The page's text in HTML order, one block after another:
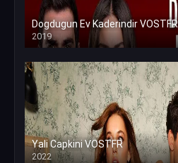
Dogdugun Ev Kaderindir VOSTFR
2019
Yali Capkini VOSTFR
2022